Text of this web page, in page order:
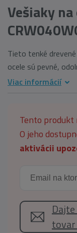
Vešiaky
Tieto tenké
ocele sú pevné,
Viac informácií
Tento
O jeho
aktivácii